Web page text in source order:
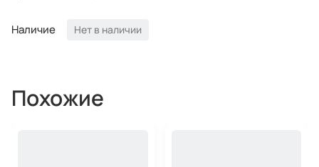
Наличие Нет в наличии
Похожие